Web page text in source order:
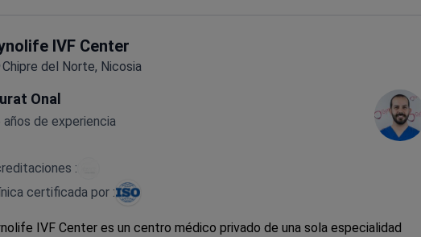
IVF Center
Chipre del Norte, Nicosia
Onal
años de experiencia
:
certificada por :
IVF Center es un centro médico privado de una sola especialidad